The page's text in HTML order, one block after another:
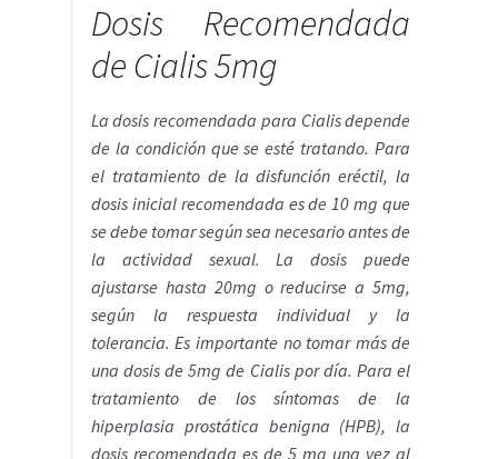
Dosis Recomendada
de Cialis 5mg
La dosis recomendada para Cialis depende
de la condición que se esté tratando. Para
el tratamiento de la disfunción eréctil, la
dosis inicial recomendada es de 10 mg que
se debe tomar según sea necesario antes de
la actividad sexual. La dosis puede
ajustarse hasta 20mg o reducirse a 5mg,
según la respuesta individual y la
tolerancia. Es importante no tomar más de
una dosis de 5mg de Cialis por día. Para el
tratamiento de los síntomas de la
hiperplasia prostática benigna (HPB), la
dosis recomendada es de 5 mg una vez al